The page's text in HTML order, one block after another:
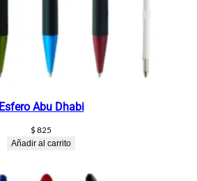
Esfero Abu Dhabi
$825
Añadir al carrito